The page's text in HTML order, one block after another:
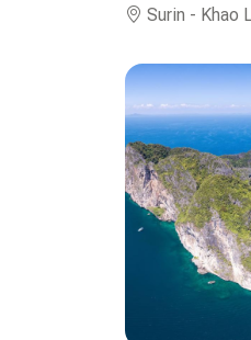
Surin - Khao